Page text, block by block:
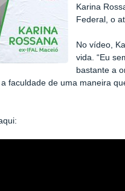
Karina
Federal, o
No vídeo,
vida. “Eu
bastante a
faculdade de uma maneira